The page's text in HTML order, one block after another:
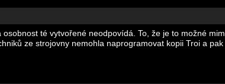
té vytvořené neodpovídá. To, že je to možné
ze strojovny nemohla naprogramovat kopii Troi a pak